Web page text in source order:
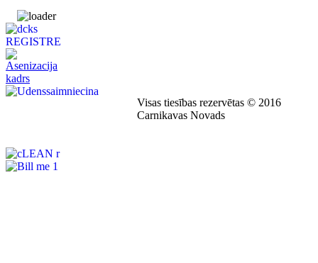
Visas tiesības rezervētas © 2016
Carnikavas Novads